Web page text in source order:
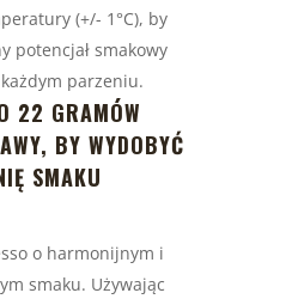
(+/- 1°C), by
potencjał smakowy
parzeniu.
22 GRAMÓW
BY WYDOBYĆ
SMAKU
o harmonijnym i
smaku. Używając